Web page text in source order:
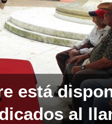
está
al